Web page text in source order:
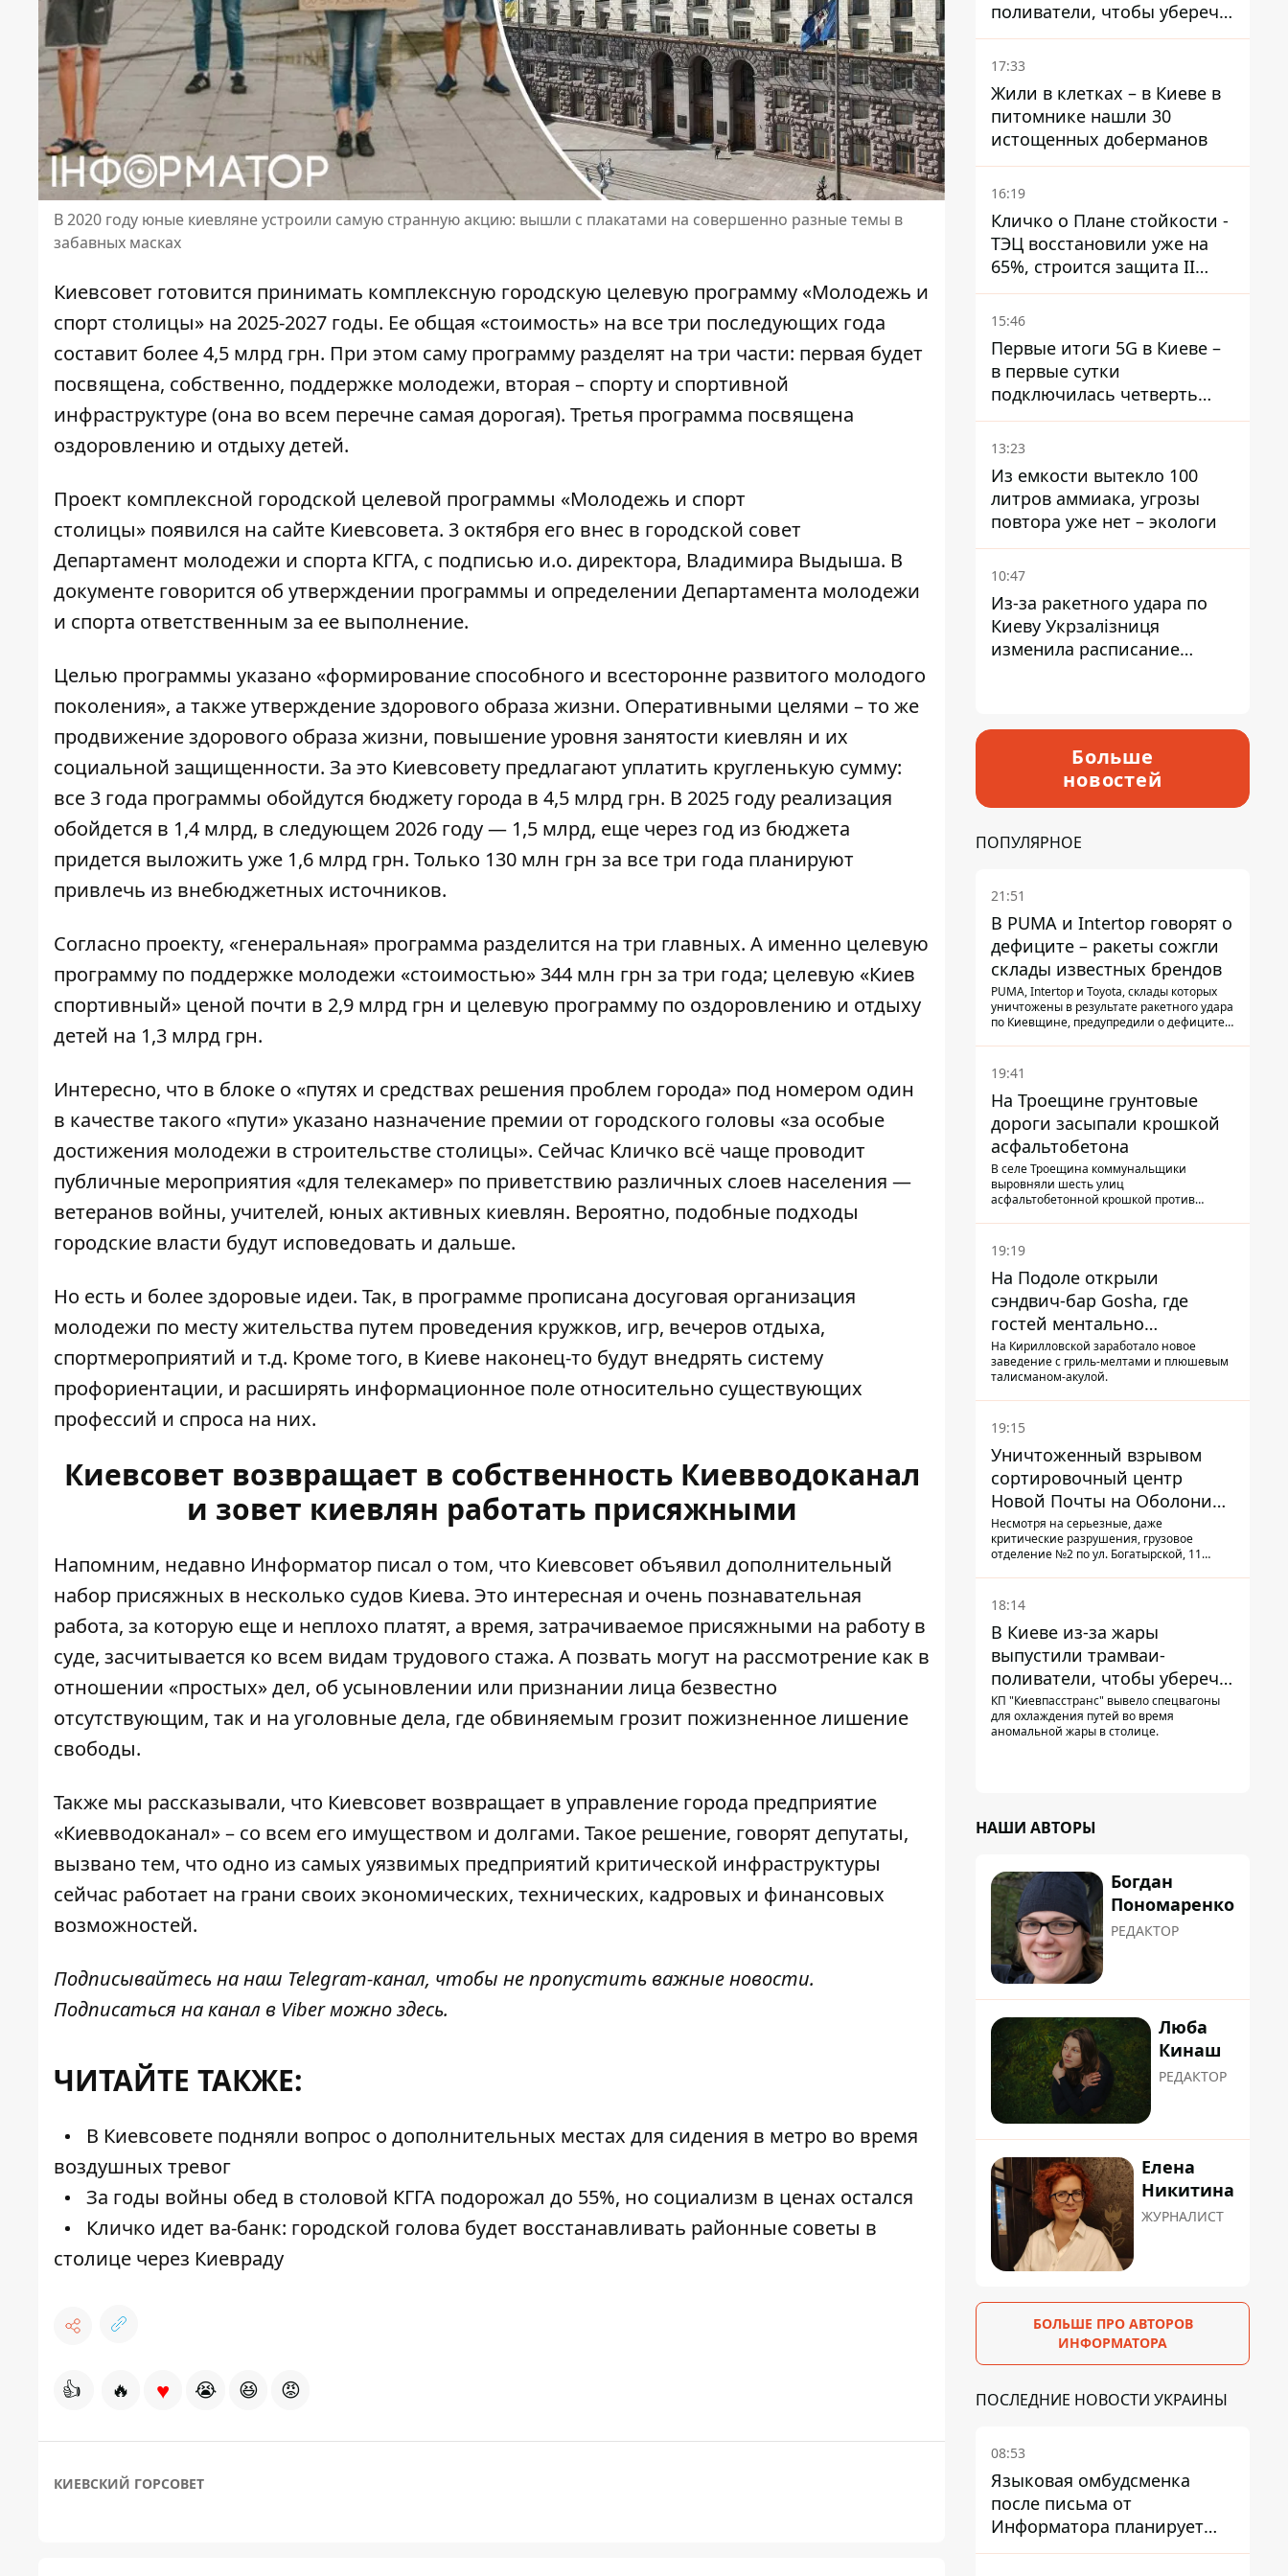
В 2020 году юные киевляне устроили самую странную акцию: вышли с плакатами на совершенно разные темы в
забавных масках
Киевсовет готовится принимать комплексную городскую целевую программу «Молодежь и
спорт столицы» на 2025-2027 годы. Ее общая «стоимость» на все три последующих года
составит более 4,5 млрд грн. При этом саму программу разделят на три части: первая будет
посвящена, собственно, поддержке молодежи, вторая – спорту и спортивной
инфраструктуре (она во всем перечне самая дорогая). Третья программа посвящена
оздоровлению и отдыху детей.
Проект комплексной городской целевой программы «Молодежь и спорт
столицы» появился на сайте Киевсовета. 3 октября его внес в городской совет
Департамент молодежи и спорта КГГА, с подписью и.о. директора, Владимира Выдыша. В
документе говорится об утверждении программы и определении Департамента молодежи
и спорта ответственным за ее выполнение.
Целью программы указано «формирование способного и всесторонне развитого молодого
поколения», а также утверждение здорового образа жизни. Оперативными целями – то же
продвижение здорового образа жизни, повышение уровня занятости киевлян и их
социальной защищенности. За это Киевсовету предлагают уплатить кругленькую сумму:
все 3 года программы обойдутся бюджету города в 4,5 млрд грн. В 2025 году реализация
обойдется в 1,4 млрд, в следующем 2026 году — 1,5 млрд, еще через год из бюджета
придется выложить уже 1,6 млрд грн. Только 130 млн грн за все три года планируют
привлечь из внебюджетных источников.
Согласно проекту, «генеральная» программа разделится на три главных. А именно целевую
программу по поддержке молодежи «стоимостью» 344 млн грн за три года; целевую «Киев
спортивный» ценой почти в 2,9 млрд грн и целевую программу по оздоровлению и отдыху
детей на 1,3 млрд грн.
Интересно, что в блоке о «путях и средствах решения проблем города» под номером один
в качестве такого «пути» указано назначение премии от городского головы «за особые
достижения молодежи в строительстве столицы». Сейчас Кличко всё чаще проводит
публичные мероприятия «для телекамер» по приветствию различных слоев населения —
ветеранов войны, учителей, юных активных киевлян. Вероятно, подобные подходы
городские власти будут исповедовать и дальше.
Но есть и более здоровые идеи. Так, в программе прописана досуговая организация
молодежи по месту жительства путем проведения кружков, игр, вечеров отдыха,
спортмероприятий и т.д. Кроме того, в Киеве наконец-то будут внедрять систему
профориентации, и расширять информационное поле относительно существующих
профессий и спроса на них.
Киевсовет возвращает в собственность Киевводоканал
и зовет киевлян работать присяжными
Напомним, недавно Информатор писал о том, что Киевсовет объявил дополнительный
набор присяжных в несколько судов Киева. Это интересная и очень познавательная
работа, за которую еще и неплохо платят, а время, затрачиваемое присяжными на работу в
суде, засчитывается ко всем видам трудового стажа. А позвать могут на рассмотрение как в
отношении «простых» дел, об усыновлении или признании лица безвестно
отсутствующим, так и на уголовные дела, где обвиняемым грозит пожизненное лишение
свободы.
Также мы рассказывали, что Киевсовет возвращает в управление города предприятие
«Киевводоканал»– со всем его имуществом и долгами. Такое решение, говорят депутаты,
вызвано тем, что одно из самых уязвимых предприятий критической инфраструктуры
сейчас работает на грани своих экономических, технических, кадровых и финансовых
возможностей.
Подписывайтесь на наш Telegram-канал, чтобы не пропустить важные новости.
Подписаться на канал в Viber можноздесь.
ЧИТАЙТЕ ТАКЖЕ:
В Киевсовете подняли вопрос о дополнительных местах для сидения в метро во время
воздушных тревог
За годы войны обед в столовой КГГА подорожал до 55%, но социализм в ценах остался
Кличко идет ва-банк: городской голова будет восстанавливать районные советы в
столице через Киевраду
👍 🔥 ♥ 😭 😆 😡
КИЕВСКИЙ ГОРСОВЕТ
поливатели, чтобы уберечь
рельсы от деформации
17:33
Жили в клетках – в Киеве в
питомнике нашли 30
истощенных доберманов
16:19
Кличко о Плане стойкости -
ТЭЦ восстановили уже на
65%, строится защита II
уровня
15:46
Первые итоги 5G в Киеве –
в первые сутки
подключилась четверть
миллиона абонентов
13:23
Из емкости вытекло 100
литров аммиака, угрозы
повтора уже нет – экологи
10:47
Из-за ракетного удара по
Киеву Укрзалізниця
изменила расписание
Больше
новостей
ПОПУЛЯРНОЕ
21:51
В PUMA и Intertop говорят о
дефиците – ракеты сожгли
склады известных брендов
PUMA, Intertop и Toyota, склады которых
уничтожены в результате ракетного удара
по Киевщине, предупредили о дефиците
19:41
На Троещине грунтовые
дороги засыпали крошкой
асфальтобетона
В селе Троещина коммунальщики
выровняли шесть улиц
асфальтобетонной крошкой против
19:19
На Подоле открыли
сэндвич-бар Gosha, где
гостей ментально
разгружает акула
На Кирилловской заработало новое
заведение с гриль-мелтами и плюшевым
талисманом-акулой.
19:15
Уничтоженный взрывом
сортировочный центр
Новой Почты на Оболони
заработал – выдают
посылки
Несмотря на серьезные, даже
критические разрушения, грузовое
отделение №2 по ул. Богатырской, 11
выдают их адресатам
18:14
В Киеве из-за жары
выпустили трамваи-
поливатели, чтобы уберечь
рельсы от деформации
КП "Киевпасстранс" вывело спецвагоны
для охлаждения путей во время
аномальной жары в столице.
НАШИ АВТОРЫ
Богдан
Пономаренко
РЕДАКТОР
Люба
Кинаш
РЕДАКТОР
Елена
Никитина
ЖУРНАЛИСТ
БОЛЬШЕ ПРО АВТОРОВ
ИНФОРМАТОРА
ПОСЛЕДНИЕ НОВОСТИ УКРАИНЫ
08:53
Языковая омбудсменка
после письма от
Информатора планирует
наказать компанию-